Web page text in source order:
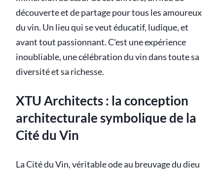
découverte et de partage pour tous les amoureux
du vin. Un lieu qui se veut éducatif, ludique, et
avant tout passionnant. C'est une expérience
inoubliable, une célébration du vin dans toute sa
diversité et sa richesse.
XTU Architects : la conception
architecturale symbolique de la
Cité du Vin
La Cité du Vin, véritable ode au breuvage du dieu